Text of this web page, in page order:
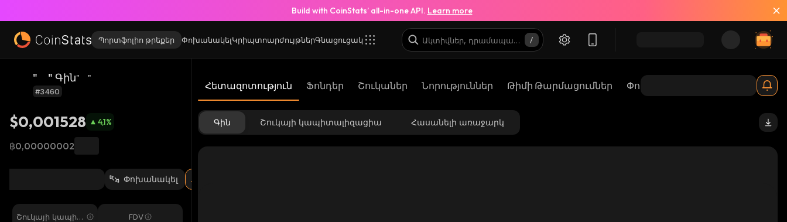
Build with CoinStats’ all-in-one API. Learn more
Պորտֆոլիո թրեքեր ՓոխանակելԿրիպտոարժույթներԳնացուցակ
" " Գին" "
#3460
$0,001528 4,1%
฿0,00000002
Փոխանակել
Շուկայի կապիտ
FDV
Հետազոտություն Ֆոնդեր Շուկաներ Նորություններ Թիմի Թարմացումներ Փուչիկային Քարտեզներ
Գին Շուկայի կապիտալիզացիա Հասանելի առաջարկ